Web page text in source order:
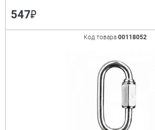
547₽
Код товара 00118052